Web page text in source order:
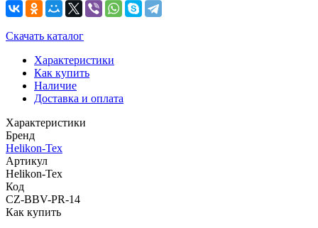
Скачать каталог
Характеристики
Как купить
Наличие
Доставка и оплата
Характеристики
Бренд
Helikon-Tex
Артикул
Helikon-Tex
Код
CZ-BBV-PR-14
Как купить